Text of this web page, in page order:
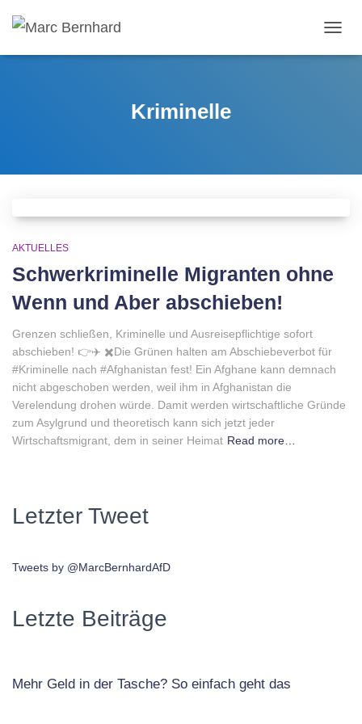
Kriminelle
AKTUELLES
Schwerkriminelle Migranten ohne
Wenn und Aber abschieben!
Grenzen schließen, Kriminelle und Ausreisepflichtige sofort
abschieben! 👉✈️ ✖️Die Grünen halten am Abschiebeverbot für
#Kriminelle nach #Afghanistan fest! Ein Afghane kann demnach
nicht abgeschoben werden, weil ihm in Afghanistan die
Verelendung drohen würde. Damit werden wirtschaftliche Gründe
zum Asylgrund und theoretisch kann sich jetzt jeder
Wirtschaftsmigrant, dem in seiner Heimat Read more…
Letzter Tweet
Tweets by @MarcBernhardAfD
Letzte Beiträge
Mehr Geld in der Tasche? So einfach geht das